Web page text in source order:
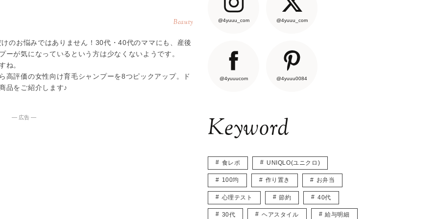
Beauty
のお悩みではありません！30代・40代のママにも、産後
が気になっているという方は少なくないようです。
ね。
高評価の女性向け育毛シャンプーを8つピックアップ。ド
品をご紹介します♪
― 広告 ―
@4yuuu_com @4yuuu_com
@4yuuucom @4yuuu0084
Keyword
食レポ UNIQLO(ユニクロ)
100均 作り置き お弁当
心理テスト 節約 40代
30代 ヘアスタイル 給与明細